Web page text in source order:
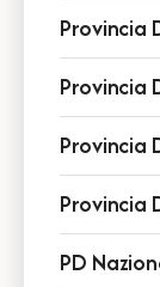
Provincia
Provincia
Provincia
Provincia
PD